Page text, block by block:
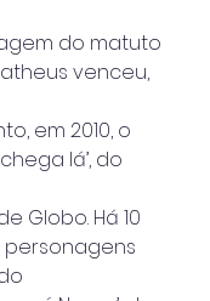
do matuto
venceu,
em 2010, o
lá’, do
Globo. Há 10
personagens